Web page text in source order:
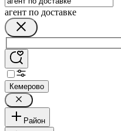
агент по доставке
Кемерово
Район